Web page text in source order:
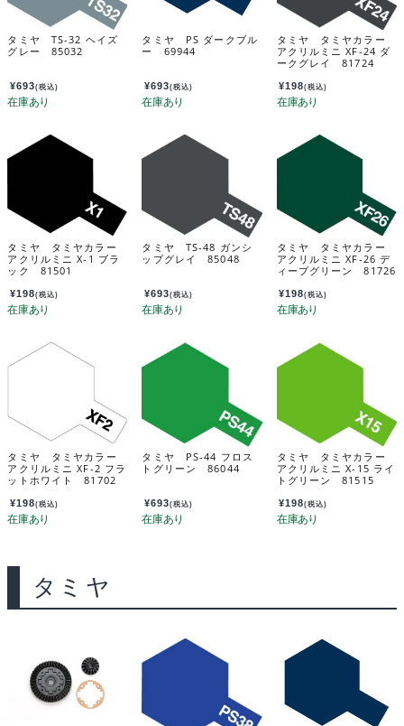
タミヤ TS-32 ヘイズ
グレー 85032
¥693(税込)
タミヤ PS ダークブル
ー 69944
¥693(税込)
タミヤ タミヤカラー
アクリルミニ XF-24 ダ
ークグレイ 81724
¥198(税込)
タミヤ タミヤカラー
アクリルミニ X-1 ブラ
ック 81501
¥198(税込)
タミヤ TS-48 ガンシ
ップグレイ 85048
¥693(税込)
タミヤ タミヤカラー
アクリルミニ XF-26 デ
ィープグリーン 81726
¥198(税込)
タミヤ タミヤカラー
アクリルミニ XF-2 フラ
ットホワイト 81702
¥198(税込)
タミヤ PS-44 フロス
トグリーン 86044
¥693(税込)
タミヤ タミヤカラー
アクリルミニ X-15 ライ
トグリーン 81515
¥198(税込)
タミヤ